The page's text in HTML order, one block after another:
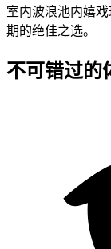
室内波浪池内嬉
期的绝佳之选。
不可错过的